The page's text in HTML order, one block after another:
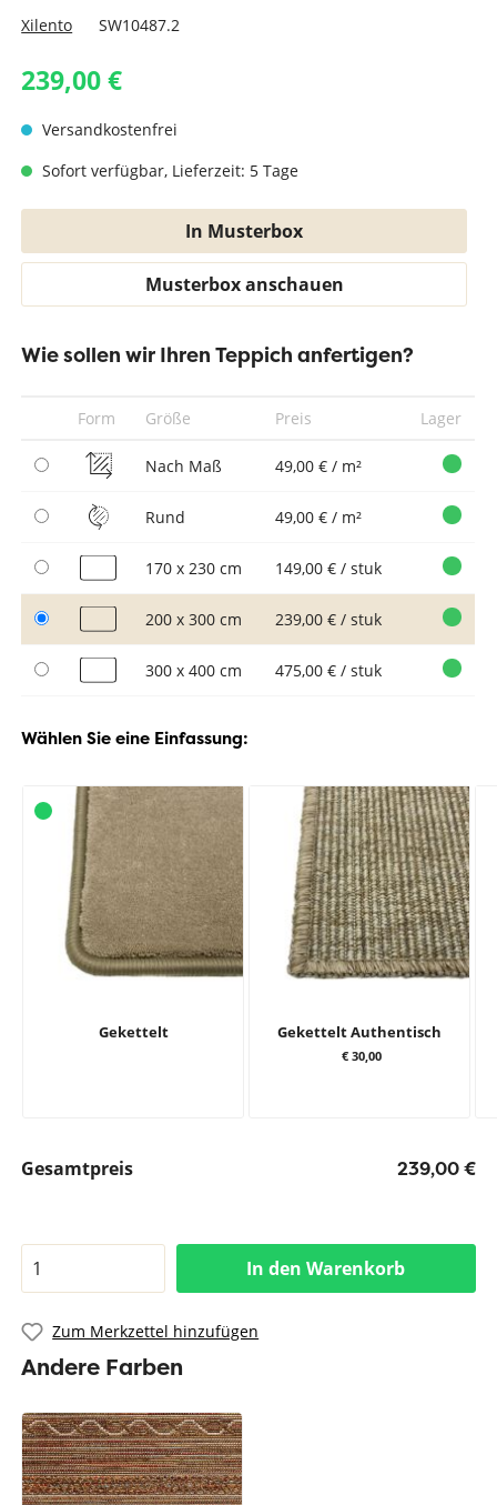
Xilento SW10487.2
239,00 €
Versandkostenfrei
Sofort verfügbar, Lieferzeit: 5 Tage
In Musterbox
Musterbox anschauen
Wie sollen wir Ihren Teppich anfertigen?
Form Größe Preis Lager
Nach Maß 49,00 € / m²
Rund 49,00 € / m²
170 x 230 cm 149,00 € / stuk
200 x 300 cm 239,00 € / stuk
300 x 400 cm 475,00 € / stuk
Wählen Sie eine Einfassung:
Gekettelt Gekettelt Authentisch
€ 30,00
Gesamtpreis 239,00 €
In den Warenkorb
Zum Merkzettel hinzufügen
Andere Farben